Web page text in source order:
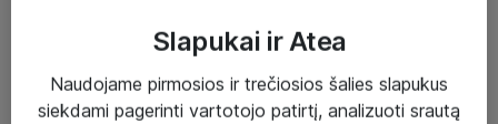
Paslaugos
Slapukai ir Atea
Naudojame pirmosios ir trečiosios šalies slapukus
siekdami pagerinti vartotojo patirtį, analizuoti srautą